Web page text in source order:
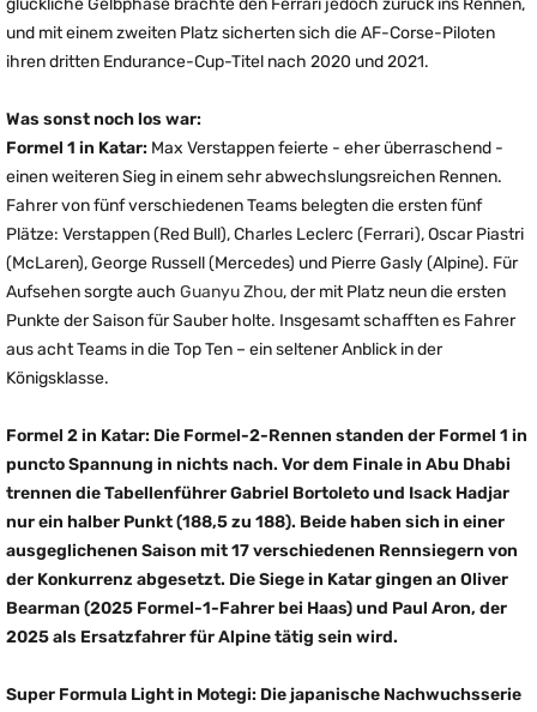
glückliche Gelbphase brachte den Ferrari jedoch zurück ins Rennen,
und mit einem zweiten Platz sicherten sich die AF-Corse-Piloten
ihren dritten Endurance-Cup-Titel nach 2020 und 2021.
Was sonst noch los war:
Formel 1 in Katar: Max Verstappen feierte - eher überraschend -
einen weiteren Sieg in einem sehr abwechslungsreichen Rennen.
Fahrer von fünf verschiedenen Teams belegten die ersten fünf
Plätze: Verstappen (Red Bull), Charles Leclerc (Ferrari), Oscar Piastri
(McLaren), George Russell (Mercedes) und Pierre Gasly (Alpine). Für
Aufsehen sorgte auch Guanyu Zhou, der mit Platz neun die ersten
Punkte der Saison für Sauber holte. Insgesamt schafften es Fahrer
aus acht Teams in die Top Ten – ein seltener Anblick in der
Königsklasse.
Formel 2 in Katar: Die Formel-2-Rennen standen der Formel 1 in
puncto Spannung in nichts nach. Vor dem Finale in Abu Dhabi
trennen die Tabellenführer Gabriel Bortoleto und Isack Hadjar
nur ein halber Punkt (188,5 zu 188). Beide haben sich in einer
ausgeglichenen Saison mit 17 verschiedenen Rennsiegern von
der Konkurrenz abgesetzt. Die Siege in Katar gingen an Oliver
Bearman (2025 Formel-1-Fahrer bei Haas) und Paul Aron, der
2025 als Ersatzfahrer für Alpine tätig sein wird.
Super Formula Light in Motegi: Die japanische Nachwuchsserie